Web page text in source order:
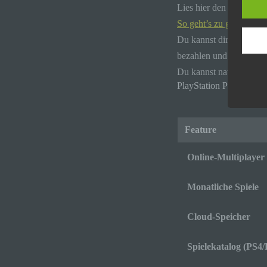
Lies hier den Beitrag
So geht’s zu günstigem
Du kannst dir 60 €
bezahlen und hast
Du kannst natürlich
PlayStation Plus –
Feature
Online-Multiplayer
Monatliche Spiele
Cloud-Speicher
Spielekatalog (PS4/
dies
Wir